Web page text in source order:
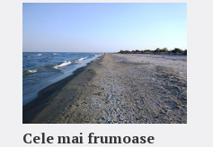
Cele mai frumoase